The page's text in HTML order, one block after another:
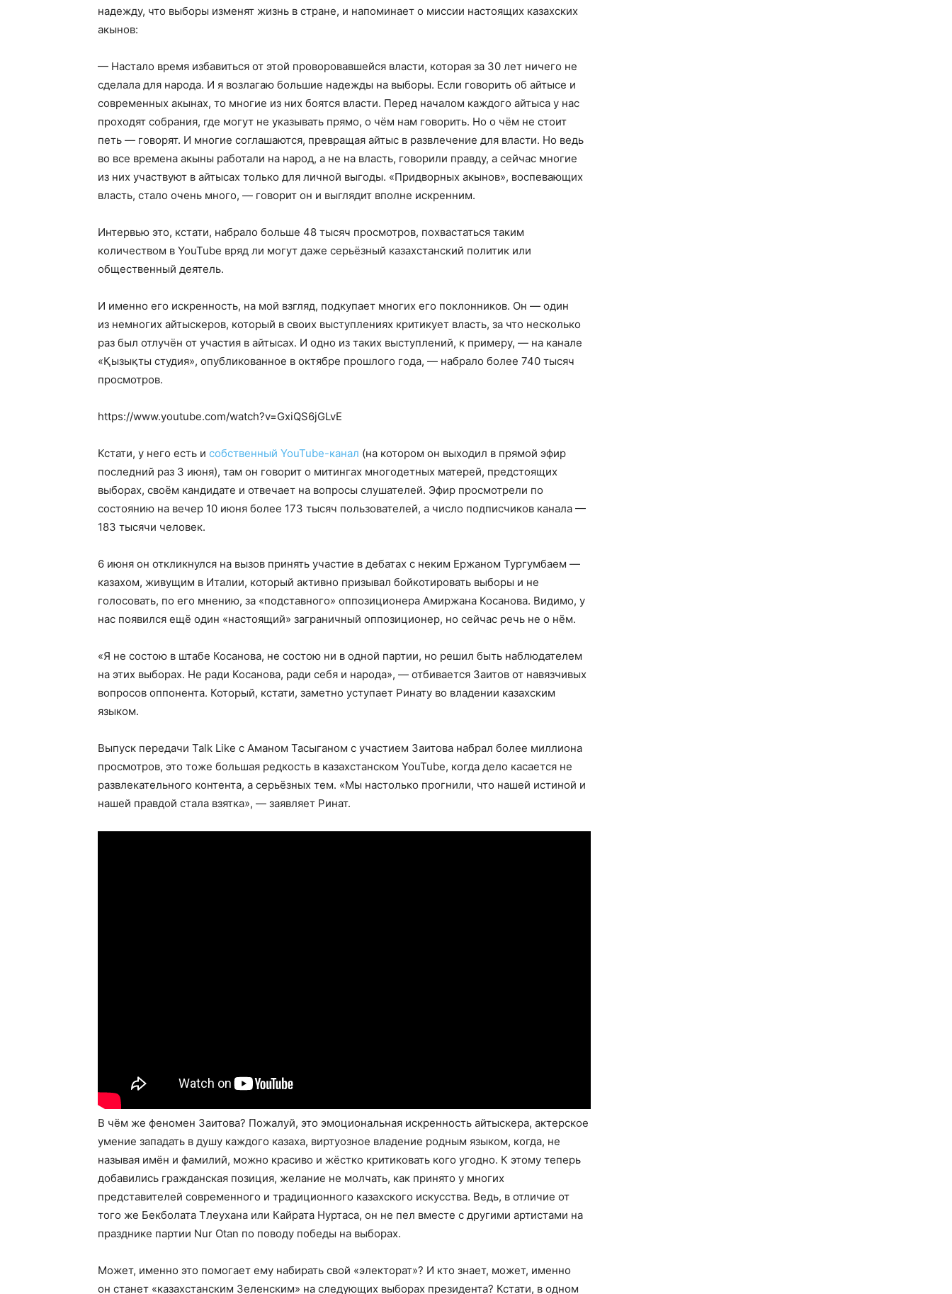
надежду, что выборы изменят жизнь в стране, и напоминает о миссии настоящих казахских
акынов:
— Настало время избавиться от этой проворовавшейся власти, которая за 30 лет ничего не
сделала для народа. И я возлагаю большие надежды на выборы. Если говорить об айтысе и
современных акынах, то многие из них боятся власти. Перед началом каждого айтыса у нас
проходят собрания, где могут не указывать прямо, о чём нам говорить. Но о чём не стоит
петь — говорят. И многие соглашаются, превращая айтыс в развлечение для власти. Но ведь
во все времена акыны работали на народ, а не на власть, говорили правду, а сейчас многие
из них участвуют в айтысах только для личной выгоды. «Придворных акынов», воспевающих
власть, стало очень много, — говорит он и выглядит вполне искренним.
Интервью это, кстати, набрало больше 48 тысяч просмотров, похвастаться таким
количеством в YouTube вряд ли могут даже серьёзный казахстанский политик или
общественный деятель.
И именно его искренность, на мой взгляд, подкупает многих его поклонников. Он — один
из немногих айтыскеров, который в своих выступлениях критикует власть, за что несколько
раз был отлучён от участия в айтысах. И одно из таких выступлений, к примеру, — на канале
«Қызықты студия», опубликованное в октябре прошлого года, — набрало более 740 тысяч
просмотров.
https://www.youtube.com/watch?v=GxiQS6jGLvE
Кстати, у него есть и собственный YouTube-канал (на котором он выходил в прямой эфир
последний раз 3 июня), там он говорит о митингах многодетных матерей, предстоящих
выборах, своём кандидате и отвечает на вопросы слушателей. Эфир просмотрели по
состоянию на вечер 10 июня более 173 тысяч пользователей, а число подписчиков канала —
183 тысячи человек.
6 июня он откликнулся на вызов принять участие в дебатах с неким Ержаном Тургумбаем —
казахом, живущим в Италии, который активно призывал бойкотировать выборы и не
голосовать, по его мнению, за «подставного» оппозиционера Амиржана Косанова. Видимо, у
нас появился ещё один «настоящий» заграничный оппозиционер, но сейчас речь не о нём.
«Я не состою в штабе Косанова, не состою ни в одной партии, но решил быть наблюдателем
на этих выборах. Не ради Косанова, ради себя и народа», — отбивается Заитов от навязчивых
вопросов оппонента. Который, кстати, заметно уступает Ринату во владении казахским
языком.
Выпуск передачи Talk Like c Аманом Тасыганом с участием Заитова набрал более миллиона
просмотров, это тоже большая редкость в казахстанском YouTube, когда дело касается не
развлекательного контента, а серьёзных тем. «Мы настолько прогнили, что нашей истиной и
нашей правдой стала взятка», — заявляет Ринат.
В чём же феномен Заитова? Пожалуй, это эмоциональная искренность айтыскера, актерское
умение западать в душу каждого казаха, виртуозное владение родным языком, когда, не
называя имён и фамилий, можно красиво и жёстко критиковать кого угодно. К этому теперь
добавились гражданская позиция, желание не молчать, как принято у многих
представителей современного и традиционного казахского искусства. Ведь, в отличие от
того же Бекболата Тлеухана или Кайрата Нуртаса, он не пел вместе с другими артистами на
празднике партии Nur Otan по поводу победы на выборах.
Может, именно это помогает ему набирать свой «электорат»? И кто знает, может, именно
он станет «казахстанским Зеленским» на следующих выборах президента? Кстати, в одном